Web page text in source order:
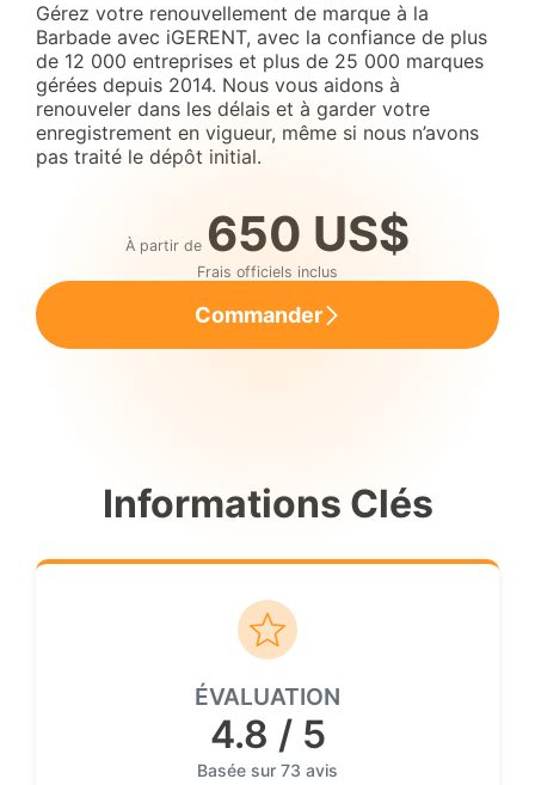
Gérez votre renouvellement de marque à la
Barbade avec iGERENT, avec la confiance de plus
de 12 000 entreprises et plus de 25 000 marques
gérées depuis 2014. Nous vous aidons à
renouveler dans les délais et à garder votre
enregistrement en vigueur, même si nous n’avons
pas traité le dépôt initial.
À partir de 650 US$
Frais officiels inclus
Commander
Informations Clés
ÉVALUATION
4.8 / 5
Basée sur 73 avis